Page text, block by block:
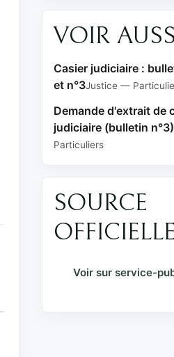
VOIR
Casier judiciaire :
et n°3Justice —
Demande d'extrait de
judiciaire (bulletin n°3)
Particuliers
SOURCE
OFFICIELLE
Voir sur service-